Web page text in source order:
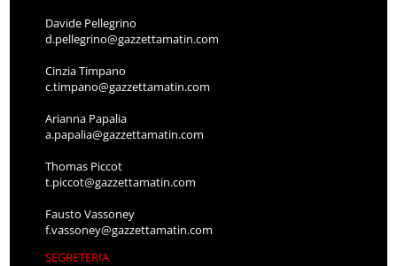
Davide Pellegrino
d.pellegrino@gazzettamatin.com
Cinzia Timpano
c.timpano@gazzettamatin.com
Arianna Papalia
a.papalia@gazzettamatin.com
Thomas Piccot
t.piccot@gazzettamatin.com
Fausto Vassoney
f.vassoney@gazzettamatin.com
SEGRETERIA